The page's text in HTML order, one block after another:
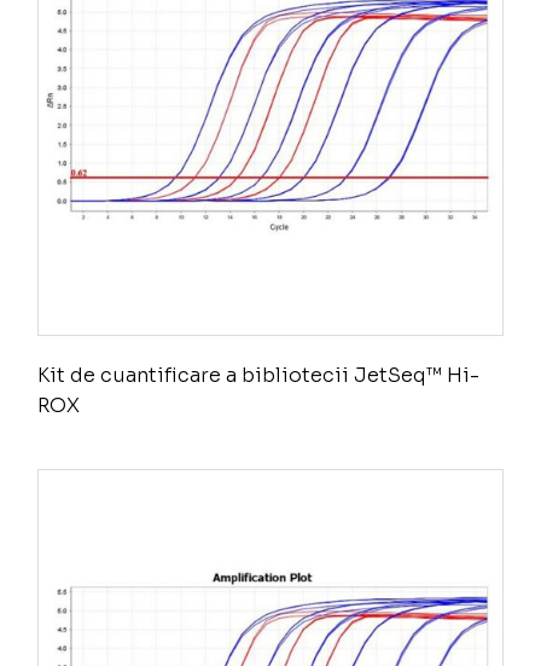
Kit de cuantificare a bibliotecii JetSeq™ Hi-
ROX